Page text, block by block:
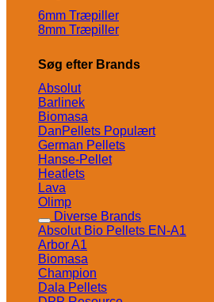
6mm Træpiller
8mm Træpiller
Søg efter Brands
Absolut
Barlinek
Biomasa
DanPellets
German Pellets
Hanse-Pellet
Heatlets
Lava
Olimp
Diverse Brands
Absolut Bio Pellets EN-A1
Arbor A1
Biomasa
Champion
Dala Pellets